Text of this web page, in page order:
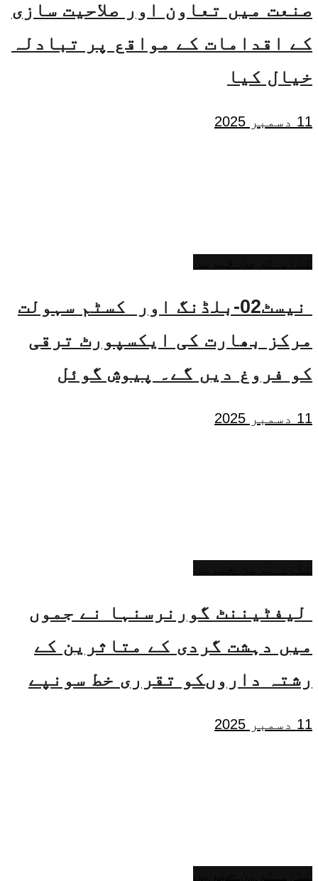
صنعت میں تعاون اور صلاحیت سازی
کے اقدامات کے مواقع پر تبادلہ
خیال کیا
11 دسمبر 2025
نیسٹ02-بلڈنگ اور کسٹم سہولت
مرکز بھارت کی ایکسپورٹ ترقی
کو فروغ دیں گے۔ پیوش گوئل
11 دسمبر 2025
لیفٹیننٹ گورنرسنہا نے جموں
میں دہشت گردی کے متاثرین کے
رشتہ داروںکو تقرری خط سونپے
11 دسمبر 2025